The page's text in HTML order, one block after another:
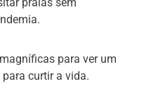
para ver um
curtir a vida.